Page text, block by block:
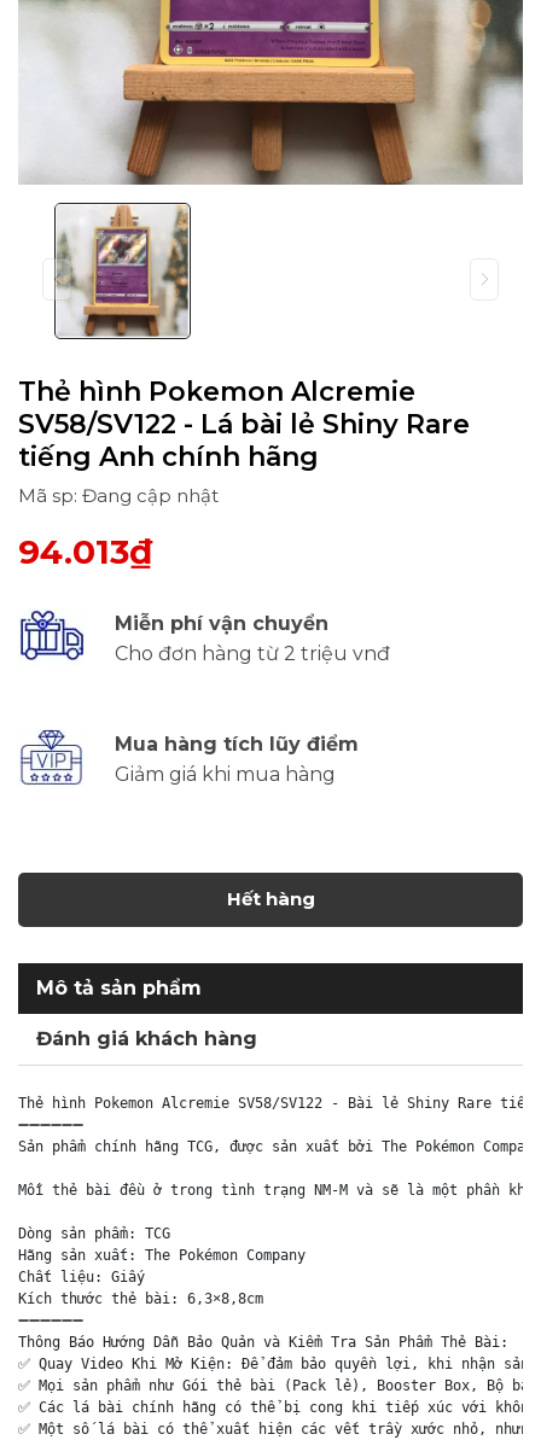
Thẻ hình Pokemon Alcremie
SV58/SV122 - Lá bài lẻ Shiny Rare
tiếng Anh chính hãng
Mã sp: Đang cập nhật
94.013₫
Miễn phí vận chuyển
Cho đơn hàng từ 2 triệu vnđ
Mua hàng tích lũy điểm
Giảm giá khi mua hàng
Hết hàng
Mô tả sản phẩm
Đánh giá khách hàng
Thẻ hình Pokemon Alcremie SV58/SV122 - Bài lẻ Shiny Rare
➖➖➖➖➖➖
Sản phẩm chính hãng TCG, được sản xuất bởi The Pokémon
Mỗi thẻ bài đều ở trong tình trạng NM-M và sẽ là một phần
Dòng sản phẩm: TCG
Hãng sản xuất: The Pokémon Company
Chất liệu: Giấy
Kích thước thẻ bài: 6,3×8,8cm
➖➖➖➖➖➖
Thông Báo Hướng Dẫn Bảo Quản và Kiểm Tra Sản Phẩm Thẻ Bài:
✅ Quay Video Khi Mở Kiện: Để đảm bảo quyền lợi, khi nhận
✅ Mọi sản phẩm như Gói thẻ bài (Pack lẻ), Booster Box, Bộ
✅ Các lá bài chính hãng có thể bị cong khi tiếp xúc với
✅ Một số lá bài có thể xuất hiện các vết trầy xước nhỏ,